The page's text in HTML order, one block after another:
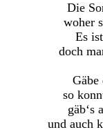
Die
woher
Es
doch
so
gäb‘s
und auch